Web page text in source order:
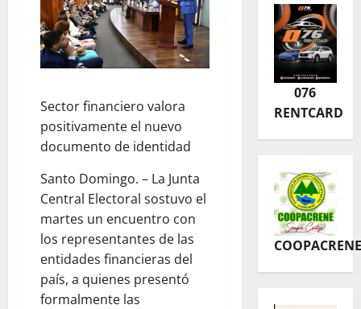
Sector financiero valora
positivamente el nuevo
documento de identidad
Santo Domingo. – La Junta
Central Electoral sostuvo el
martes un encuentro con
los representantes de las
entidades financieras del
país, a quienes presentó
formalmente las
076
RENTCARD
COOPACRENE